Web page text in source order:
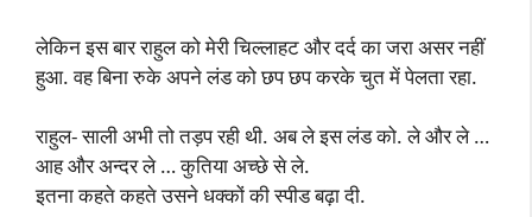
लेकिन इस बार राहुल को मेरी चिल्लाहट और दर्द का जरा असर नहीं
हुआ. वह बिना रुके अपने लंड को छप छप करके चुत में पेलता रहा.
राहुल- साली अभी तो तड़प रही थी. अब ले इस लंड को. ले और ले …
आह और अन्दर ले … कुतिया अच्छे से ले.
इतना कहते कहते उसने धक्कों की स्पीड बढ़ा दी.